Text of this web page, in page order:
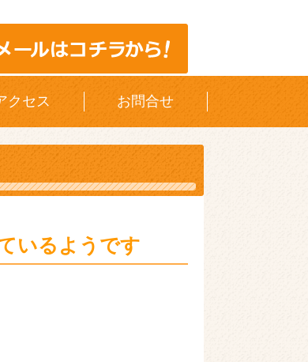
クセス お問合せ
いるようです